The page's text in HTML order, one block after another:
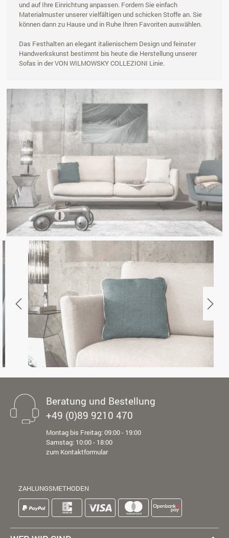
und auf Ihre Einrichtung anpassen. Fordern Sie einfach
Materialmuster unserer vielfältigen und schicken Stoffe an. Sie
können dann zu Hause und in Ruhe Ihren Favoriten auswählen.
Das Festhalten an elegant italienischem Design und feinster
Handwerkskunst bestimmt bis heute die Herstellung unserer
Sofas in der VON WILMOWSKY COLLEZIONI Linie.
Beratung und Bestellung
+49 (0)89 9210 470
Montag bis Freitag: 09:00 - 19:00
Samstag: 10:00 - 18:00
zum Kontaktformular
ZAHLUNGSMETHODEN